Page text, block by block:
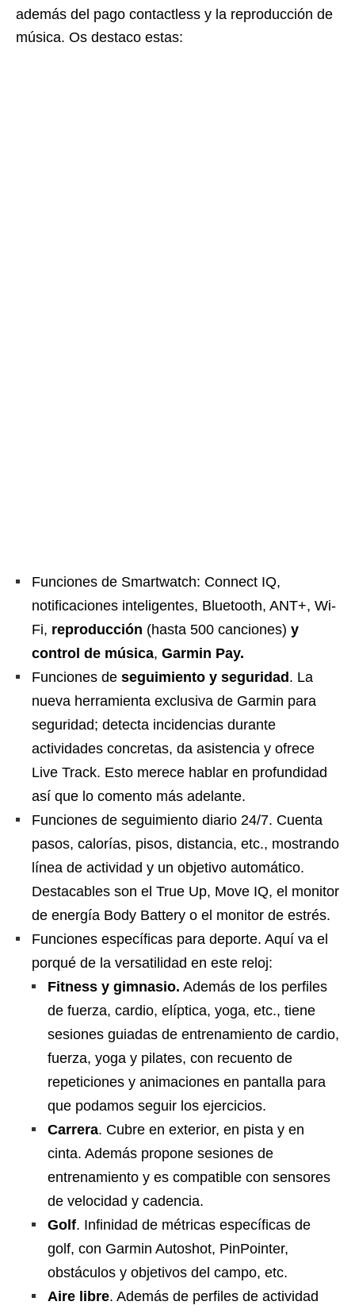
además del pago contactless y la reproducción de
música. Os destaco estas:
Funciones de Smartwatch: Connect IQ,
notificaciones inteligentes, Bluetooth, ANT+, Wi-
Fi, reproducción (hasta 500 canciones) y
control de música, Garmin Pay.
Funciones de seguimiento y seguridad . La
nueva herramienta exclusiva de Garmin para
seguridad; detecta incidencias durante
actividades concretas, da asistencia y ofrece
Live Track. Esto merece hablar en profundidad
así que lo comento más adelante.
Funciones de seguimiento diario 24/7. Cuenta
pasos, calorías, pisos, distancia, etc., mostrando
línea de actividad y un objetivo automático.
Destacables son el True Up, Move IQ, el monitor
de energía Body Battery o el monitor de estrés.
Funciones específicas para deporte. Aquí va el
porqué de la versatilidad en este reloj:
Fitness y gimnasio. Además de los perfiles
de fuerza, cardio, elíptica, yoga, etc., tiene
sesiones guiadas de entrenamiento de cardio,
fuerza, yoga y pilates, con recuento de
repeticiones y animaciones en pantalla para
que podamos seguir los ejercicios.
Carrera. Cubre en exterior, en pista y en
cinta. Además propone sesiones de
entrenamiento y es compatible con sensores
de velocidad y cadencia.
Golf. Infinidad de métricas específicas de
golf, con Garmin Autoshot, PinPointer,
obstáculos y objetivos del campo, etc.
Aire libre. Además de perfiles de actividad